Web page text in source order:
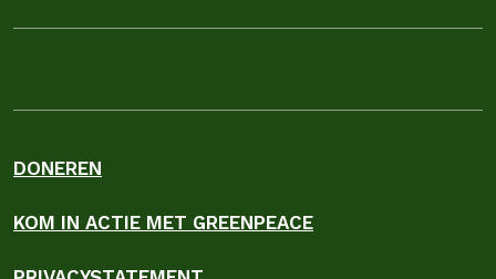
DONEREN
KOM IN ACTIE MET GREENPEACE